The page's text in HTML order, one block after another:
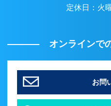
定休日： 火
オンラインで
お問